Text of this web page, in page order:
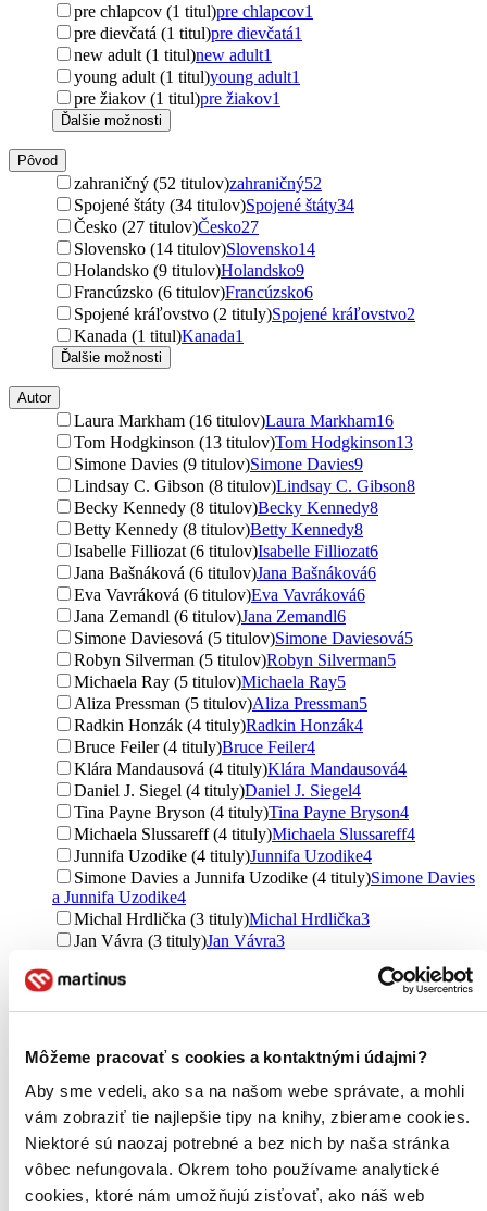
Môžeme pracovať s cookies a kontaktnými údajmi?
Aby sme vedeli, ako sa na našom webe správate, a mohli
vám zobraziť tie najlepšie tipy na knihy, zbierame cookies.
Niektoré sú naozaj potrebné a bez nich by naša stránka
vôbec nefungovala. Okrem toho používame analytické
cookies, ktoré nám umožňujú zisťovať, ako náš web
pre chlapcov (1 titul)pre chlapcov1
pre dievčatá (1 titul)pre dievčatá1
new adult (1 titul)new adult1
young adult (1 titul)young adult1
pre žiakov (1 titul)pre žiakov1
Ďalšie možnosti
Pôvod
zahraničný (52 titulov)zahraničný52
Spojené štáty (34 titulov)Spojené štáty34
Česko (27 titulov)Česko27
Slovensko (14 titulov)Slovensko14
Holandsko (9 titulov)Holandsko9
Francúzsko (6 titulov)Francúzsko6
Spojené kráľovstvo (2 tituly)Spojené kráľovstvo2
Kanada (1 titul)Kanada1
Ďalšie možnosti
Autor
Laura Markham (16 titulov)Laura Markham16
Tom Hodgkinson (13 titulov)Tom Hodgkinson13
Simone Davies (9 titulov)Simone Davies9
Lindsay C. Gibson (8 titulov)Lindsay C. Gibson8
Becky Kennedy (8 titulov)Becky Kennedy8
Betty Kennedy (8 titulov)Betty Kennedy8
Isabelle Filliozat (6 titulov)Isabelle Filliozat6
Jana Bašnáková (6 titulov)Jana Bašnáková6
Eva Vavráková (6 titulov)Eva Vavráková6
Jana Zemandl (6 titulov)Jana Zemandl6
Simone Daviesová (5 titulov)Simone Daviesová5
Robyn Silverman (5 titulov)Robyn Silverman5
Michaela Ray (5 titulov)Michaela Ray5
Aliza Pressman (5 titulov)Aliza Pressman5
Radkin Honzák (4 tituly)Radkin Honzák4
Bruce Feiler (4 tituly)Bruce Feiler4
Klára Mandausová (4 tituly)Klára Mandausová4
Daniel J. Siegel (4 tituly)Daniel J. Siegel4
Tina Payne Bryson (4 tituly)Tina Payne Bryson4
Michaela Slussareff (4 tituly)Michaela Slussareff4
Junnifa Uzodike (4 tituly)Junnifa Uzodike4
Simone Davies a Junnifa Uzodike (4 tituly)Simone Davies
a Junnifa Uzodike4
Michal Hrdlička (3 tituly)Michal Hrdlička3
Jan Vávra (3 tituly)Jan Vávra3
Agáta Pilátová (3 tituly)
Hana Vykoupilová (3 tituly)Hana Vykoupilová3
Petra Langová (3 tituly)
Petra Langová
Ďalšie možnosti
Mladá fronta (16 titulov)
16
Ikar (11 titulov)Ikar11
CPRESS (8 titulov)CPRESS8